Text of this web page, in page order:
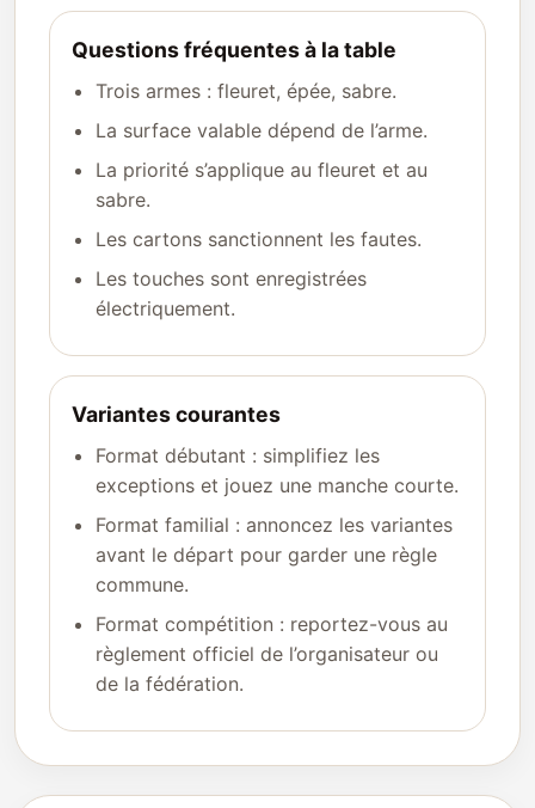
Questions fréquentes à la table
Trois armes : fleuret, épée, sabre.
La surface valable dépend de l’arme.
La priorité s’applique au fleuret et au
sabre.
Les cartons sanctionnent les fautes.
Les touches sont enregistrées
électriquement.
Variantes courantes
Format débutant : simplifiez les
exceptions et jouez une manche courte.
Format familial : annoncez les variantes
avant le départ pour garder une règle
commune.
Format compétition : reportez-vous au
règlement officiel de l’organisateur ou
de la fédération.